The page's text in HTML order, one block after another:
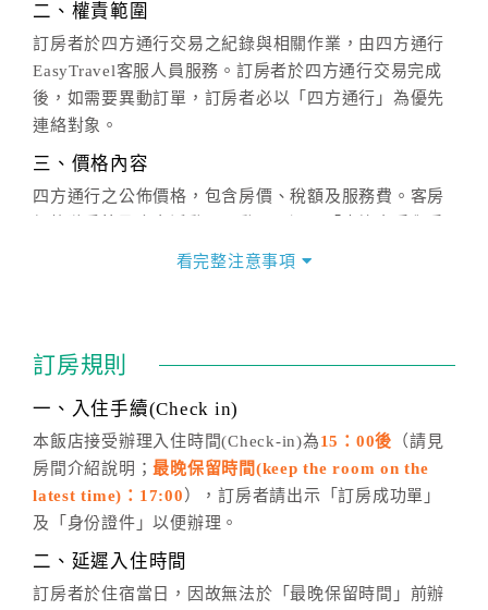
二、權責範圍
訂房者於四方通行交易之紀錄與相關作業，由四方通行
EasyTravel客服人員服務。訂房者於四方通行交易完成
後，如需要異動訂單，訂房者必以「四方通行」為優先
連絡對象。
三、價格內容
四方通行之公佈價格，包含房價、稅額及服務費。客房
價」之當日價格為標準。
話方式異動訂單。
※非客服時間之申辦異動，皆為次日計算及辦理。
五、客服時間
週一至週日，上午9:00～晚上6:00
六、聯絡方式
(07)9682715 。
看完整注意事項
訂房規則
一、入住手續(Check in)
本飯店接受辦理入住時間(Check-in)為15：00後 （請見
房間介紹說明；最晚保留時間(keep the room on the
latest time)：17:00 ），訂房者請出示「訂房成功單」
及「身份證件」以便辦理。
二、延遲入住時間
訂房者於住宿當日，因故無法於「最晚保留時間」前辦